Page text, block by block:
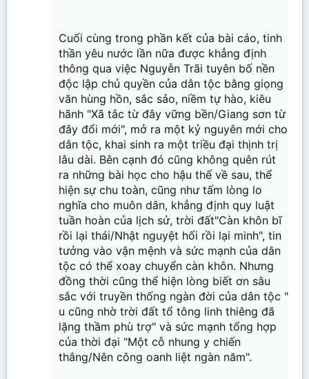
Cuối cùng trong phần kết của bài cáo, tinh
thần yêu nước lần nữa được khẳng định
thông qua việc Nguyễn Trãi tuyên bố nền
độc lập chủ quyền của dân tộc bằng giọng
văn hùng hồn, sắc sảo, niềm tự hào, kiêu
hãnh "Xã tắc từ đây vững bền/Giang sơn từ
đây đổi mới", mở ra một kỷ nguyên mới cho
dân tộc, khai sinh ra một triều đại thịnh trị
lâu dài. Bên cạnh đó cũng không quên rút
ra những bài học cho hậu thế về sau, thể
hiện sự chu toàn, cũng như tấm lòng lo
nghĩa cho muôn dân, khẳng định quy luật
tuần hoàn của lịch sử, trời đất"Càn khôn bĩ
rồi lại thái/Nhật nguyệt hối rồi lại minh", tin
tưởng vào vận mệnh và sức mạnh của dân
tộc có thể xoay chuyển càn khôn. Nhưng
đồng thời cũng thể hiện lòng biết ơn sâu
sắc với truyền thống ngàn đời của dân tộc "
u cũng nhờ trời đất tổ tông linh thiêng đã
lặng thầm phù trợ" và sức mạnh tổng hợp
của thời đại "Một cỗ nhung y chiến
thắng/Nên công oanh liệt ngàn năm".